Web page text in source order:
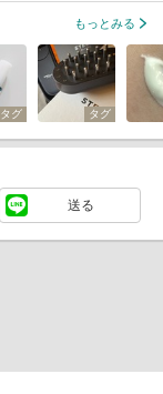
もっとみる
タグ タグ
送る